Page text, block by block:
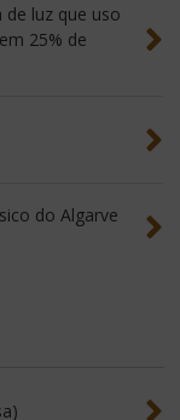
de luz que uso
25% de
do Algarve